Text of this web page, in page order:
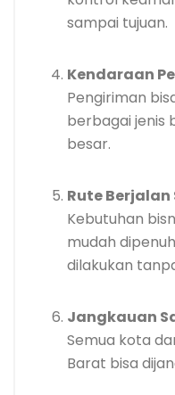
sampai tujuan.
Kendaraan
Pengiriman
berbagai jenis
besar.
Rute Berjalan
Kebutuhan
mudah
dilakukan
Jangkauan
Semua kota
Barat bisa